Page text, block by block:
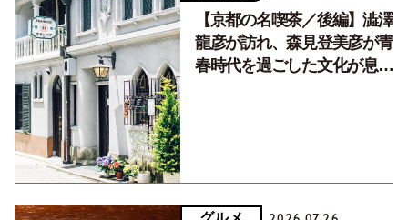
【京都の名喫茶／後編】澁澤
龍彦が訪れ、森見登美彦が青
春時代を過ごした文化が息づ